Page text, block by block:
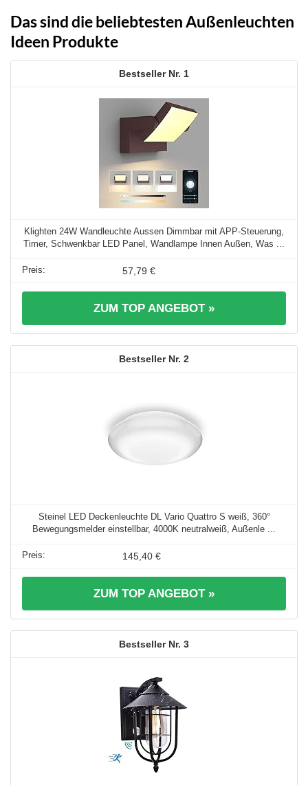
Das sind die beliebtesten Außenleuchten
Ideen Produkte
1
Klighten 24W Wandleuchte Aussen Dimmbar mit APP-Steuerung,
Timer, Schwenkbar LED Panel, Wandlampe Innen Außen, Was ...
57,79 €
ZUM TOP ANGEBOT »
2
Steinel LED Deckenleuchte DL Vario Quattro S weiß, 360°
Bewegungsmelder einstellbar, 4000K neutralweiß, Außenle ...
145,40 €
ZUM TOP ANGEBOT »
3